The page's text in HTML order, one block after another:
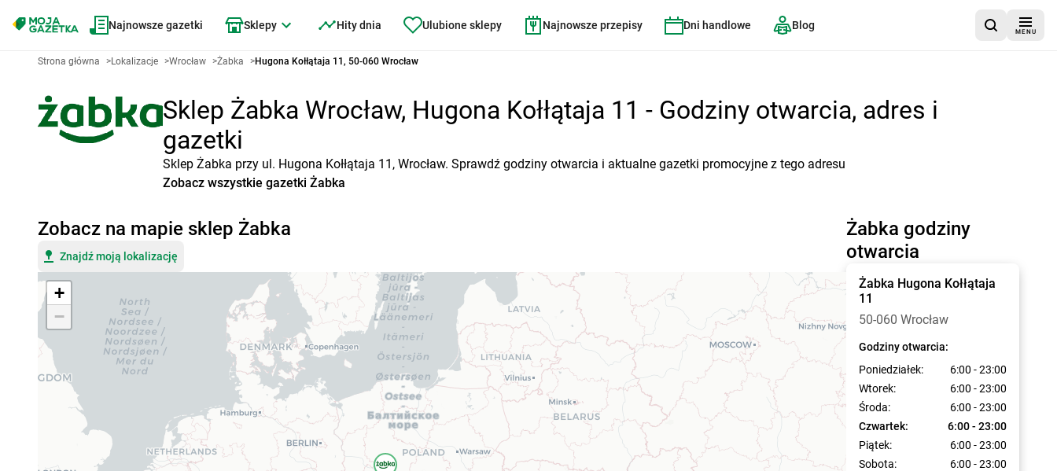
Najnowsze gazetki Sklepy Hity dnia Ulubione sklepy Najnowsze przepisy Dni handlowe Blog
MENU
Strona główna >Lokalizacje >Wrocław >Żabka >Hugona Kołłątaja 11, 50-060 Wrocław
Sklep Żabka Wrocław, Hugona Kołłątaja 11 - Godziny otwarcia, adres i
gazetki
Sklep Żabka przy ul. Hugona Kołłątaja 11, Wrocław. Sprawdź godziny otwarcia i aktualne gazetki promocyjne z tego adresu
Zobacz wszystkie gazetki Żabka
Żabka godziny
otwarcia
Żabka Hugona Kołłątaja
11
50-060 Wrocław
Godziny otwarcia:
Poniedziałek:
6:00 - 23:00
Wtorek:
6:00 - 23:00
Środa:
6:00 - 23:00
Czwartek:
6:00 - 23:00
Piątek:
6:00 - 23:00
Sobota:
6:00 - 23:00
Zobacz na mapie sklep Żabka
Znajdź moją lokalizację
+
−